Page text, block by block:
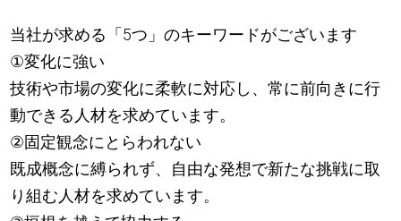
当社が求める「5つ」のキーワードがございます
①変化に強い
技術や市場の変化に柔軟に対応し、常に前向きに行
動できる人材を求めています。
②固定観念にとらわれない
既成概念に縛られず、自由な発想で新たな挑戦に取
り組む人材を求めています。